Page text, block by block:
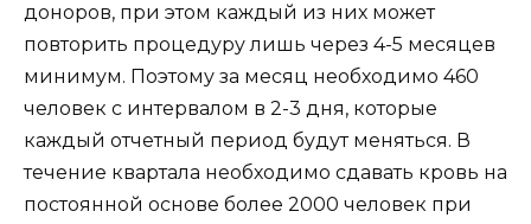
доноров, при этом каждый из них может
повторить процедуру лишь через 4-5 месяцев
минимум. Поэтому за месяц необходимо 460
человек с интервалом в 2-3 дня, которые
каждый отчетный период будут меняться. В
течение квартала необходимо сдавать кровь на
постоянной основе более 2000 человек при